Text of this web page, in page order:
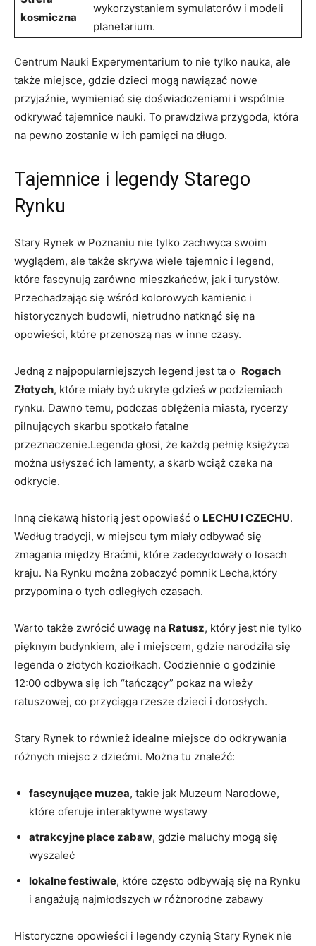
⁤kosmiczna
wykorzystaniem symulatorów ‌i modeli
planetarium.
Centrum Nauki Experymentarium​ to nie ⁤tylko ‍nauka, ale
także miejsce, gdzie​ dzieci mogą nawiązać nowe
przyjaźnie, wymieniać się​ doświadczeniami i wspólnie
odkrywać tajemnice nauki. ‍To‍ prawdziwa przygoda, która
na pewno zostanie w ich pamięci na długo.
Tajemnice i legendy Starego
Rynku
Stary Rynek w Poznaniu nie tylko⁣ zachwyca swoim
wyglądem, ale także skrywa wiele tajemnic i legend,
które fascynują zarówno mieszkańców, jak i turystów.
Przechadzając się⁤ wśród kolorowych kamienic i
historycznych budowli, ​nietrudno natknąć się‌ na
opowieści, które przenoszą nas w inne czasy.
Jedną ⁤z najpopularniejszych ⁤legend jest ta o ‌ Rogach
Złotych, które miały być ukryte ⁢gdzieś w podziemiach
rynku. Dawno‍ temu, podczas oblężenia⁣ miasta, rycerzy
pilnujących ​skarbu spotkało fatalne
przeznaczenie.Legenda głosi, że ​każdą pełnię⁣ księżyca
można usłyszeć ich lamenty, a skarb wciąż czeka na
‍odkrycie.
Inną ciekawą historią jest opowieść o LECHU I⁤ CZECHU.
Według tradycji, w miejscu tym miały odbywać się
zmagania między​ Braćmi, ​które‍ zadecydowały⁢ o‌ losach
kraju. Na Rynku można ​zobaczyć pomnik Lecha,który
przypomina o ⁣tych ‍odległych czasach.
Warto⁣ także zwrócić uwagę na Ratusz, który jest​ nie tylko
pięknym budynkiem, ale i ⁣miejscem, gdzie narodziła‍ się
legenda o złotych koziołkach. Codziennie o godzinie
12:00 odbywa się ich “tańczący” pokaz na wieży
ratuszowej, co przyciąga rzesze ⁢dzieci i ​dorosłych.
Stary ‌Rynek to również idealne ‌miejsce do odkrywania
różnych miejsc z dziećmi. Można tu znaleźć:
fascynujące muzea, takie jak ‍Muzeum Narodowe,
które oferuje interaktywne wystawy
atrakcyjne place‍ zabaw, gdzie maluchy mogą‌ się
wyszaleć
lokalne festiwale, które‌ często odbywają‍ się ‌na Rynku
i angażują najmłodszych⁣ w różnorodne‌ zabawy
Historyczne⁢ opowieści i legendy czynią⁣ Stary ⁢Rynek nie